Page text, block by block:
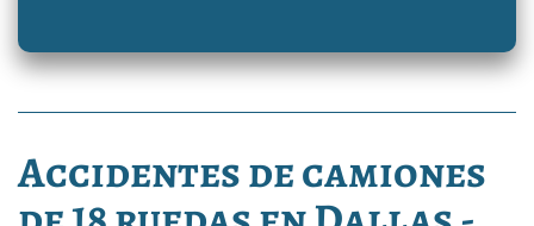
Accidentes de camiones